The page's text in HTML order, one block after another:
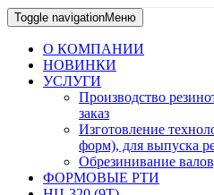
Toggle navigationМеню
О КОМПАНИИ
НОВИНКИ
УСЛУГИ
Производство
заказ
Изготовление
форм), для выпуска
Обрезинивание
ФОРМОВЫЕ РТИ